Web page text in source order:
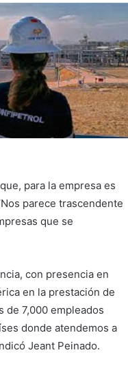
para la empresa es
parece trascendente
que se
con presencia en
en la prestación de
de 7,000 empleados
donde atendemos a
Jeant Peinado.